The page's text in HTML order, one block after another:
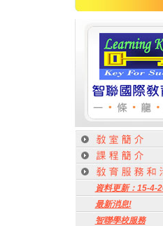
資料更新：15-4-
最新消息!
智聯學校服務